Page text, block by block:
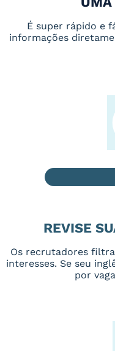
É super rápido e
informações
REVISE
Os recrutadores
interesses. Se seu
por